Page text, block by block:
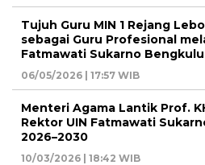
Tujuh Guru MIN 1 Rejang
sebagai Guru Profesional
Fatmawati Sukarno Bengkulu
06/05/2026 | 17:57 WIB
Menteri Agama Lantik Prof.
Rektor UIN Fatmawati
2026–2030
10/03/2026 | 18:42 WIB